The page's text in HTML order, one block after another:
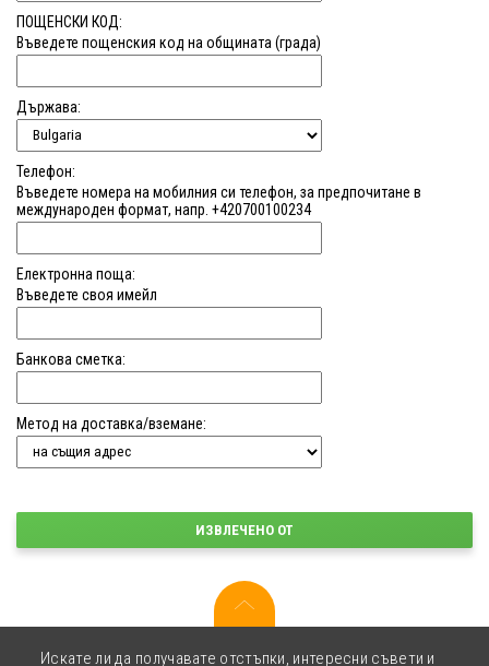
ПОЩЕНСКИ КОД:
Въведете пощенския код на общината (града)
Държава:
Телефон:
Въведете номера на мобилния си телефон, за предпочитане в
международен формат, напр. +420700100234
Електронна поща:
Въведете своя имейл
Банкова сметка:
Метод на доставка/вземане:
ИЗВЛЕЧЕНО ОТ
Искате ли да получавате отстъпки, интересни съвети и